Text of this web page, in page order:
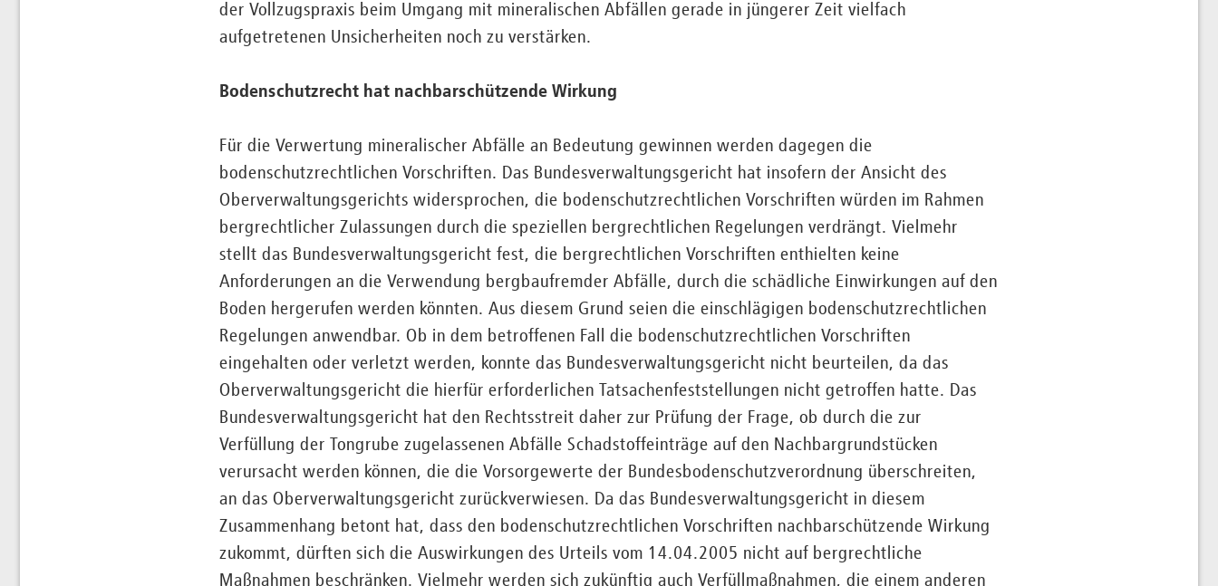
der Vollzugspraxis beim Umgang mit mineralischen Abfällen gerade in jüngerer Zeit vielfach
aufgetretenen Unsicherheiten noch zu verstärken.
Bodenschutzrecht hat nachbarschützende Wirkung
Für die Verwertung mineralischer Abfälle an Bedeutung gewinnen werden dagegen die
bodenschutzrechtlichen Vorschriften. Das Bundesverwaltungsgericht hat insofern der Ansicht des
Oberverwaltungsgerichts widersprochen, die bodenschutzrechtlichen Vorschriften würden im Rahmen
bergrechtlicher Zulassungen durch die speziellen bergrechtlichen Regelungen verdrängt. Vielmehr
stellt das Bundesverwaltungsgericht fest, die bergrechtlichen Vorschriften enthielten keine
Anforderungen an die Verwendung bergbaufremder Abfälle, durch die schädliche Einwirkungen auf den
Boden hergerufen werden könnten. Aus diesem Grund seien die einschlägigen bodenschutzrechtlichen
Regelungen anwendbar. Ob in dem betroffenen Fall die bodenschutzrechtlichen Vorschriften
eingehalten oder verletzt werden, konnte das Bundesverwaltungsgericht nicht beurteilen, da das
Oberverwaltungsgericht die hierfür erforderlichen Tatsachenfeststellungen nicht getroffen hatte. Das
Bundesverwaltungsgericht hat den Rechtsstreit daher zur Prüfung der Frage, ob durch die zur
Verfüllung der Tongrube zugelassenen Abfälle Schadstoffeinträge auf den Nachbargrundstücken
verursacht werden können, die die Vorsorgewerte der Bundesbodenschutzverordnung überschreiten,
an das Oberverwaltungsgericht zurückverwiesen. Da das Bundesverwaltungsgericht in diesem
Zusammenhang betont hat, dass den bodenschutzrechtlichen Vorschriften nachbarschützende Wirkung
zukommt, dürften sich die Auswirkungen des Urteils vom 14.04.2005 nicht auf bergrechtliche
Maßnahmen beschränken. Vielmehr werden sich zukünftig auch Verfüllmaßnahmen, die einem anderen